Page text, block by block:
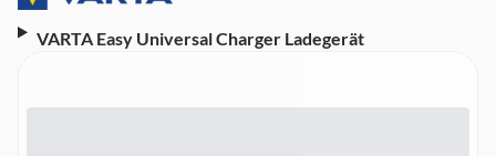
VARTA Easy Universal Charger Ladegerät